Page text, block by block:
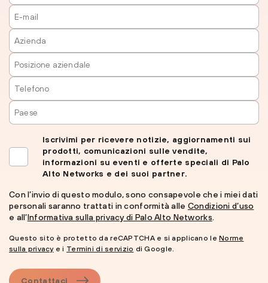
Iscrivimi per ricevere notizie, aggiornamenti sui
prodotti, comunicazioni sulle vendite,
informazioni su eventi e offerte speciali di Palo
Alto Networks e dei suoi partner.
Con l’invio di questo modulo, sono consapevole che i miei dati
personali saranno trattati in conformità alle Condizioni d’uso
e all’Informativa sulla privacy di Palo Alto Networks.
Questo sito è protetto da reCAPTCHA e si applicano leNorme
sulla privacye i Termini di servizio di Google.
Contattaci